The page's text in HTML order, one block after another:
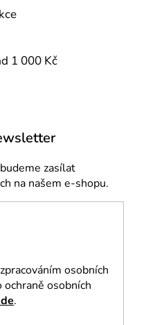
1 000 Kč
zasílat
na našem e-shopu.
osobních
ochraně osobních
.